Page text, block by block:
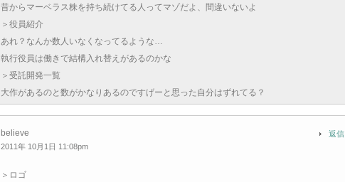
昔からマーベラス株を持ち続けてる人ってマゾだよ、間違いないよ
＞役員紹介
あれ？なんか数人いなくなってるような…
執行役員は働きで結構入れ替えがあるのかな
＞受託開発一覧
大作があるのと数がかなりあるのですげーと思った自分はずれてる？
believe
2011年 10月1日 11:08pm
返信
＞ロゴ